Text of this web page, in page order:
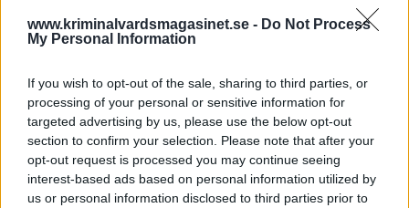
www.kriminalvardsmagasinet.se - Do Not Process
My Personal Information
If you wish to opt-out of the sale, sharing to third parties, or
processing of your personal or sensitive information for
targeted advertising by us, please use the below opt-out
section to confirm your selection. Please note that after your
opt-out request is processed you may continue seeing
interest-based ads based on personal information utilized by
us or personal information disclosed to third parties prior to
Kriminalvården ser över
frimärksförbud efter JO-
kritik
Av Ricard A R Nilsson 2026-06-01